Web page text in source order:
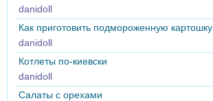
danidoll
Как приготовить подмороженную картошку
danidoll
Котлеты по-киевски
danidoll
Салаты с орехами